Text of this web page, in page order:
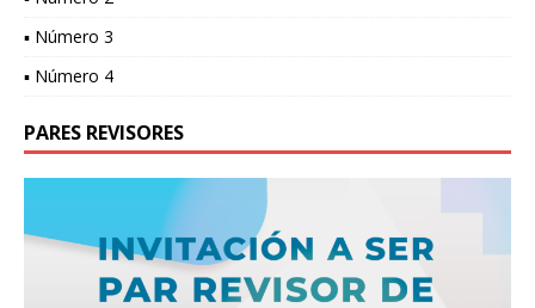
▪ Número 3
▪ Número 4
PARES REVISORES